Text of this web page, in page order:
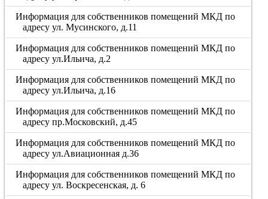
Информация для собственников помещений МКД по
адресу ул. Мусинского, д.11
Информация для собственников помещений МКД по
адресу ул.Ильича, д.2
Информация для собственников помещений МКД по
адресу ул.Ильича, д.16
Информация для собственников помещений МКД по
адресу пр.Московский, д.45
Информация для собственников помещений МКД по
адресу ул.Авиационная д.36
Информация для собственников помещений МКД по
адресу ул. Воскресенская, д. 6